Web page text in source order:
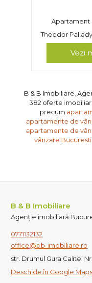
Apartament
Theodor
Vezi
B & B Imobiliare,
382 oferte
precum
apartamente de
apartamente de
vânzare Bucuresti
B & B Imobiliare
Agenție imobiliară
0771132132
office@bb-imobiliare.ro
str. Drumul Gura Calitei
Deschide în Google Maps